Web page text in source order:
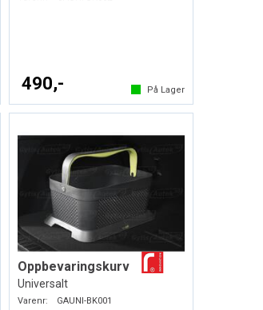
490,- På Lager
Oppbevaringskurv
Universalt
Varenr: GAUNI-BK001